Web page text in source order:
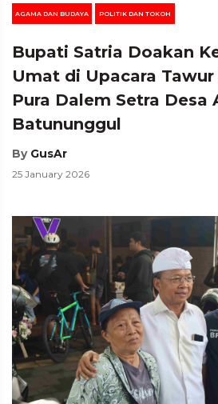
AGAMA DAN BUDAYA POLITIK DAN TOKOH
Bupati Satria Doakan
Umat di Upacara
Pura Dalem Setra Desa
Batununggul
By GusAr
25 January 2026